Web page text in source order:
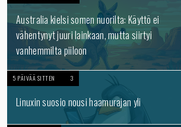
Australia kielsi somen nuorilta: Käyttö ei
vähentynyt juuri lainkaan, mutta siirtyi
vanhemmilta piiloon
5 PÄIVÄÄ SITTEN 3
Linuxin suosio nousi haamurajan yli